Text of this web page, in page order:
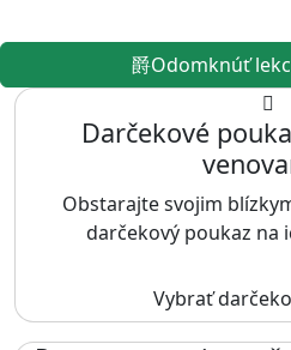
Odomknúť
Darčekové
Obstarajte svojim
darčekový poukaz na
Vybrať